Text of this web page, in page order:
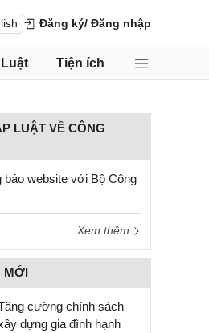
Đăng ký/ Đăng nhập
Tiện ích
LUẬT VỀ CÔNG
báo website với Bộ Công
Xem thêm
MỚI
cường chính sách
dựng gia đình hạnh